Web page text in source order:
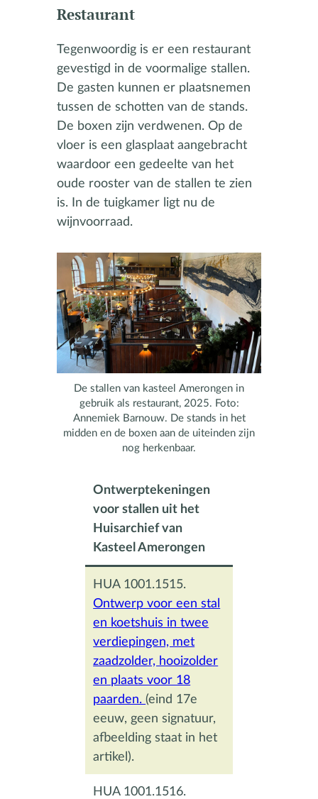
Restaurant
Tegenwoordig is er een restaurant
gevestigd in de voormalige stallen.
De gasten kunnen er plaatsnemen
tussen de schotten van de stands.
De boxen zijn verdwenen. Op de
vloer is een glasplaat aangebracht
waardoor een gedeelte van het
oude rooster van de stallen te zien
is. In de tuigkamer ligt nu de
wijnvoorraad.
De stallen van kasteel Amerongen in
gebruik als restaurant, 2025. Foto:
Annemiek Barnouw. De stands in het
midden en de boxen aan de uiteinden zijn
nog herkenbaar.
Ontwerptekeningen
voor stallen uit het
Huisarchief van
Kasteel Amerongen
HUA 1001.1515.
Ontwerp voor een stal
en koetshuis in twee
verdiepingen, met
zaadzolder, hooizolder
en plaats voor 18
paarden.(eind 17e
eeuw, geen signatuur,
afbeelding staat in het
artikel).
HUA 1001.1516.